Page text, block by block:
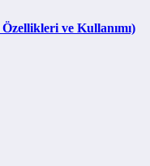
ve Kullanımı)